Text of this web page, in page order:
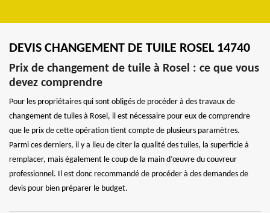
DEVIS CHANGEMENT DE TUILE ROSEL 14740
Prix de changement de tuile à Rosel : ce que vous
devez comprendre
Pour les propriétaires qui sont obligés de procéder à des travaux de
changement de tuiles à Rosel, il est nécessaire pour eux de comprendre
que le prix de cette opération tient compte de plusieurs paramètres.
Parmi ces derniers, il y a lieu de citer la qualité des tuiles, la superficie à
remplacer, mais également le coup de la main d’œuvre du couvreur
professionnel. Il est donc recommandé de procéder à des demandes de
devis pour bien préparer le budget.